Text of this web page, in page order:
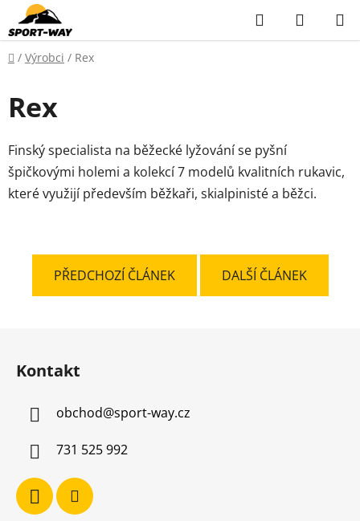
Přejít
na
obsah
Hledat
KOŠÍK
Domů
/ Výrobci / Rex
Rex
Finský specialista na běžecké lyžování se pyšní
špičkovými holemi a kolekcí 7 modelů kvalitních rukavic,
které využijí především běžkaři, skialpinisté a běžci.
PŘEDCHOZÍ ČLÁNEK DALŠÍ ČLÁNEK
Kontakt
obchod@sport-way.cz
731 525 992